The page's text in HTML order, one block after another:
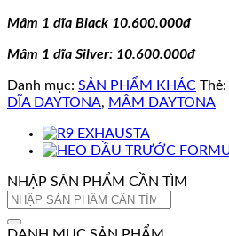
Mâm 1 dĩa Black 10.600.000đ
Mâm 1 dĩa Silver: 10.600.000đ
Danh mục: SẢN PHẨM KHÁC Thẻ:
DĨA DAYTONA, MÂM DAYTONA
NHẬP SẢN PHẨM CẦN TÌM
Tìm